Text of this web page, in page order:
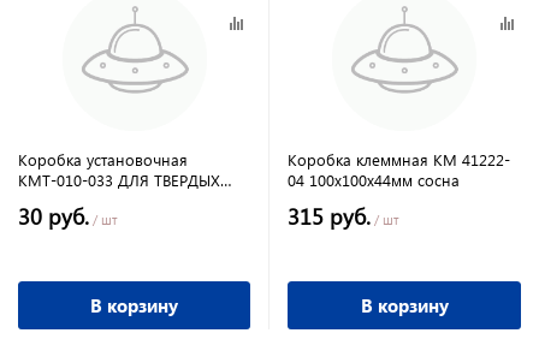
Коробка установочная
КМТ-010-033 ДЛЯ ТВЕРДЫХ
20 PROXIMA
30 руб. / шт
В корзину
Коробка клеммная КМ 41222-
04 100х100х44мм сосна
315 руб. / шт
В корзину